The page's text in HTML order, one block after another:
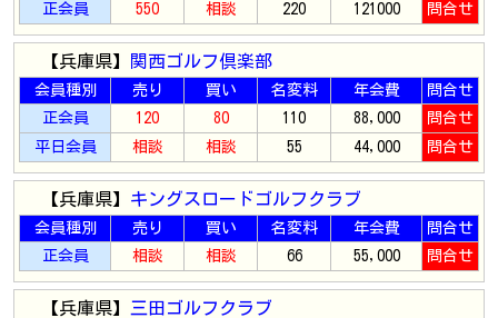
正会員
550 相談 220 121000 問合せ
【兵庫県】 関西ゴルフ倶楽部
会員種別 売り 買い 名変料 年会費
問合せ
正会員
120 80 110 88,000
問合せ
平日会員
相談 相談 55 44,000 問合せ
【兵庫県】 キングスロードゴルフクラブ
会員種別 売り 買い 名変料 年会費
問合せ
正会員
相談 相談 66 55,000 問合せ
【兵庫県】 三田ゴルフクラブ